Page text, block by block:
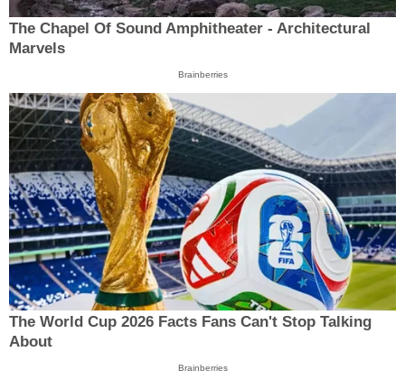
The Chapel Of Sound Amphitheater - Architectural
Marvels
Brainberries
The World Cup 2026 Facts Fans Can't Stop Talking
About
Brainberries